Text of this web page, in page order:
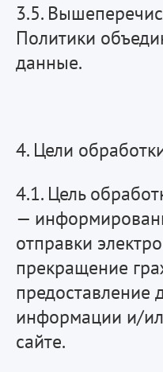
3.5.
Политики
данные.
4. Цели
4.1. Цель
—
отправки
прекращение
предоставление
информации и/
сайте.